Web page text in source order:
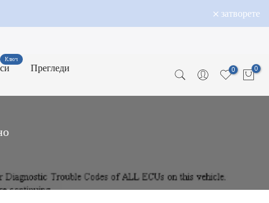
затворете
Ключ
Прегледи 0 0